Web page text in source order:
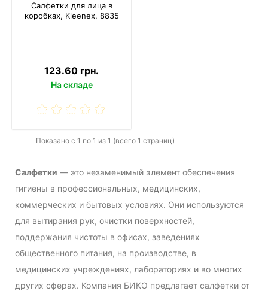
Салфетки для лица в
коробках, Kleenex, 8835
123.60 грн.
На складе
Показано с 1 по 1 из 1 (всего 1 страниц)
Салфетки — это незаменимый элемент обеспечения
гигиены в профессиональных, медицинских,
коммерческих и бытовых условиях. Они используются
для вытирания рук, очистки поверхностей,
поддержания чистоты в офисах, заведениях
общественного питания, на производстве, в
медицинских учреждениях, лабораториях и во многих
других сферах. Компания БИКО предлагает салфетки от